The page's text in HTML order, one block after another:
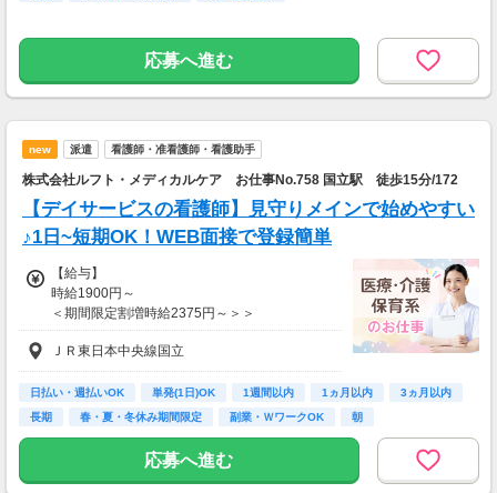
応募へ進む
new 派遣 看護師・准看護師・看護助手
株式会社ルフト・メディカルケア お仕事No.758 国立駅 徒歩15分/172
【デイサービスの看護師】見守りメインで始めやすい
♪1日~短期OK！WEB面接で登録簡単
【給与】
時給1900円～
＜期間限定割増時給2375円～＞＞
以下の期間は、特別時給となります！※一部を
除く
●GW 5月3、4、5日
●お盆 8月13、14、15日
●年末年始 12月30、31日 1月1、2、3日
ＪＲ東日本中央線国立
日払い・週払いOK 単発(1日)OK 1週間以内 1ヵ月以内
3ヵ月以内
長期
春・夏・冬休み期間限定 副業・ＷワークOK 朝
応募へ進む